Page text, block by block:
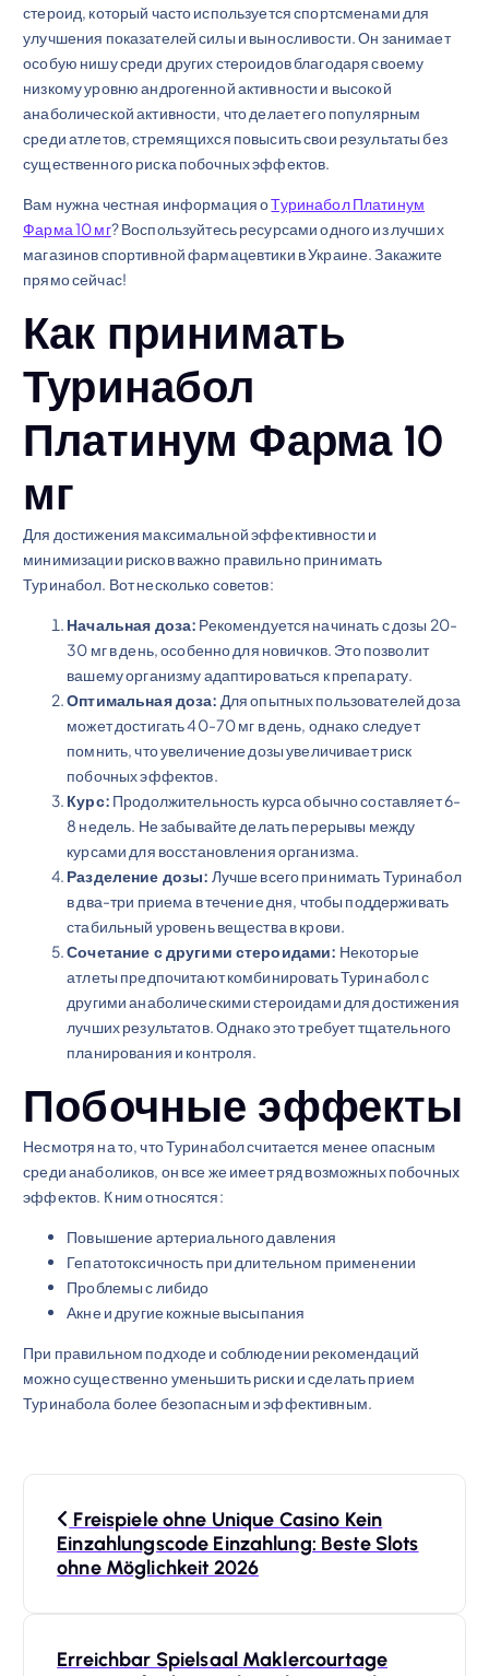
стероид, который часто используется спортсменами для
улучшения показателей силы и выносливости. Он занимает
особую нишу среди других стероидов благодаря своему
низкому уровню андрогенной активности и высокой
анаболической активности, что делает его популярным
среди атлетов, стремящихся повысить свои результаты без
существенного риска побочных эффектов.
Вам нужна честная информация оТуринабол Платинум
Фарма 10 мг? Воспользуйтесь ресурсами одного из лучших
магазинов спортивной фармацевтики в Украине. Закажите
прямо сейчас!
Как принимать
Туринабол
Платинум Фарма 10
мг
Для достижения максимальной эффективности и
минимизации рисков важно правильно принимать
Туринабол. Вот несколько советов:
Начальная доза: Рекомендуется начинать с дозы 20-
30 мг в день, особенно для новичков. Это позволит
вашему организму адаптироваться к препарату.
Оптимальная доза: Для опытных пользователей доза
может достигать 40-70 мг в день, однако следует
помнить, что увеличение дозы увеличивает риск
побочных эффектов.
Курс: Продолжительность курса обычно составляет 6-
8 недель. Не забывайте делать перерывы между
курсами для восстановления организма.
Разделение дозы: Лучше всего принимать Туринабол
в два-три приема в течение дня, чтобы поддерживать
стабильный уровень вещества в крови.
Сочетание с другими стероидами: Некоторые
атлеты предпочитают комбинировать Туринабол с
другими анаболическими стероидами для достижения
лучших результатов. Однако это требует тщательного
планирования и контроля.
Побочные эффекты
Несмотря на то, что Туринабол считается менее опасным
среди анаболиков, он все же имеет ряд возможных побочных
эффектов. К ним относятся:
Повышение артериального давления
Гепатотоксичность при длительном применении
Проблемы с либидо
Акне и другие кожные высыпания
При правильном подходе и соблюдении рекомендаций
можно существенно уменьшить риски и сделать прием
Туринабола более безопасным и эффективным.
Freispiele ohne Unique Casino Kein
Einzahlungscode Einzahlung: Beste Slots
ohne Möglichkeit 2026
Erreichbar Spielsaal Maklercourtage